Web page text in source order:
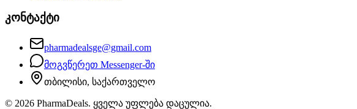
კონტაქტი
pharmadealsge@gmail.com
მოგვწერეთ Messenger-ში
თბილისი, საქართველო
© 2026 PharmaDeals. ყველა უფლება დაცულია.